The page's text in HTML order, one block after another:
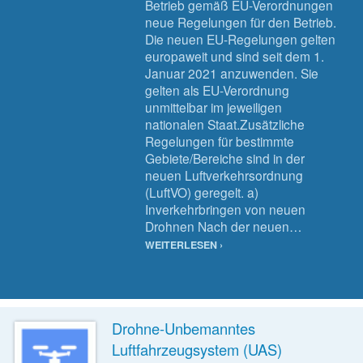
Betrieb gemäß EU-Verordnungen
neue Regelungen für den Betrieb.
Die neuen EU-Regelungen gelten
europaweit und sind seit dem 1.
Januar 2021 anzuwenden. Sie
gelten als EU-Verordnung
unmittelbar im jeweiligen
nationalen Staat.Zusätzliche
Regelungen für bestimmte
Gebiete/Bereiche sind in der
neuen Luftverkehrsordnung
(LuftVO) geregelt. a)
Inverkehrbringen von neuen
Drohnen Nach der neuen…
WEITERLESEN ›
Drohne-Unbemanntes
Luftfahrzeugsystem (UAS)